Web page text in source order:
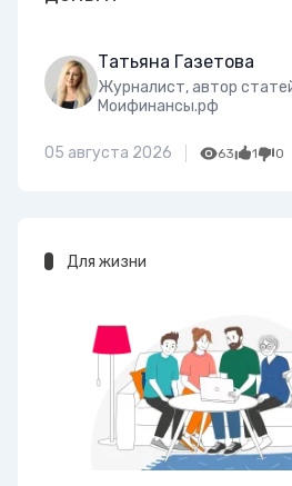
Татьяна Газетова
Журналист, автор
Моифинансы.рф
05 августа 2026 63 1 0
Для жизни